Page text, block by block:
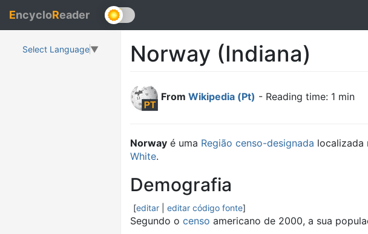
EncycloReader
Select Language▼ Norway (Indiana)
From Wikipedia (Pt) - Reading time: 1 min
Norway é uma Região censo-designada localizada
White.
Demografia
[editar editar código fonte]
Segundo o censo americano de 2000, a sua